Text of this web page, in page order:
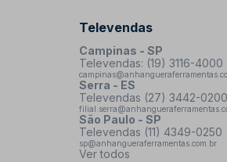
Televendas
Campinas - SP
Televendas: (19) 3116-4000
Serra - ES
Televendas (27) 3442-0200
São Paulo - SP
Televendas (11) 4349-0250
sp@anhangueraferramentas.com.br
Ver todos